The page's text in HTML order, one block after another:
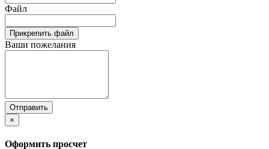
Файл
Прикрепить файл
Ваши пожелания
Отправить
×
Оформить просчет